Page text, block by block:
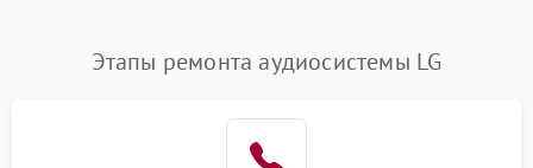
Этапы ремонта аудиосистемы LG